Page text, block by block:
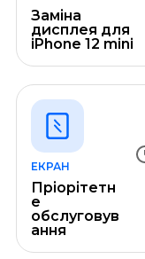
Заміна
дисплея для
iPhone 12 mini
ЕКРАН
Пріорітетн
е
обслуговув
ання